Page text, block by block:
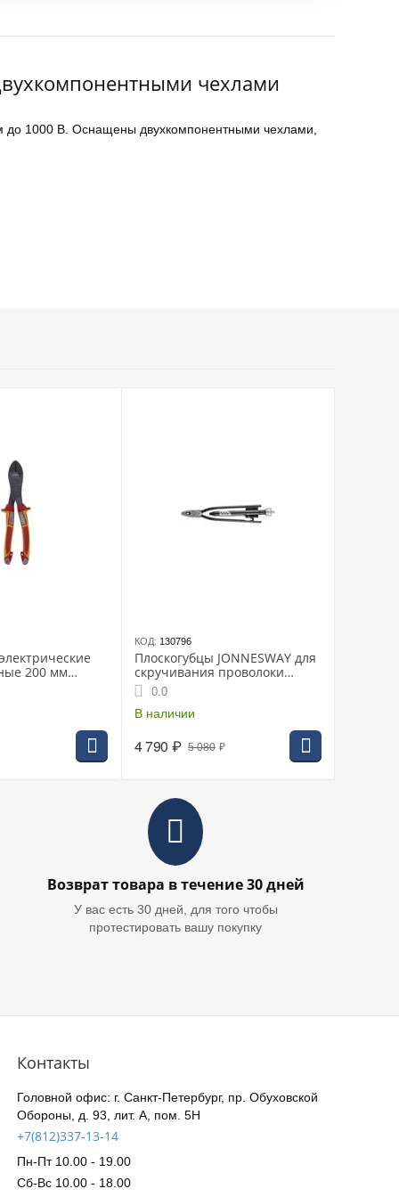
чехлами
до 1000 В. Оснащены двухкомпонентными чехлами,
200 мм
КОД: 130796
Плоскогубцы JONNESWAY для
скручивания проволоки
(твистеры), 225 мм, (P7719)
0.0
В наличии
5 080 ₽
4 790 ₽
Возврат товара в течение 30 дней
У вас есть 30 дней, для того чтобы
протестировать вашу покупку
Контакты
Головной офис: г. Санкт-Петербург, пр. Обуховской
Обороны, д. 93, лит. А, пом. 5Н
+7(812)337-13-14
Пн-Пт 10.00 - 19.00
Сб-Вс 10.00 - 18.00